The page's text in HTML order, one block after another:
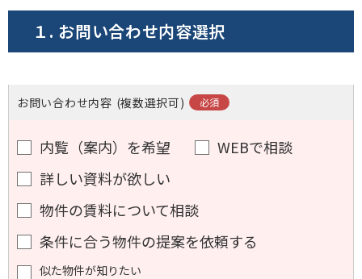
１. お問い合わせ内容選択
お問い合わせ内容 (複数選択可)
内覧（案内）を希望
WEBで相談
詳しい資料が欲しい
物件の賃料について相談
条件に合う物件の提案を依頼する
似た物件が知りたい